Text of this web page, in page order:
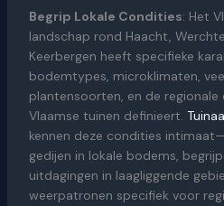
Begrip Lokale Condities: Het
landschap rond Haacht,
Keerbergen heeft specifieke
bodemtypes, microklimaten,
plantensoorten, en de
Vlaamse tuinen definieert.
kennen deze condities
gedijen in lokale bodems,
uitdagingen in laagliggende
weerpatronen specifiek voor